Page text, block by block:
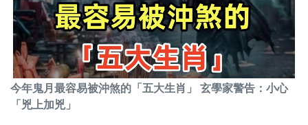
今年鬼月最容易被沖煞的「五大生肖」 玄學家警告：小心
「兇上加兇」